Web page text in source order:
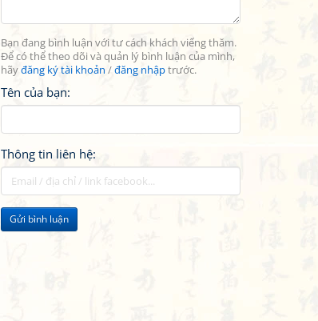
Bạn đang bình luận với tư cách khách viếng thăm.
Để có thể theo dõi và quản lý bình luận của mình,
hãyđăng ký tài khoản /đăng nhậptrước.
Tên của bạn:
Thông tin liên hệ:
Gửi bình luận